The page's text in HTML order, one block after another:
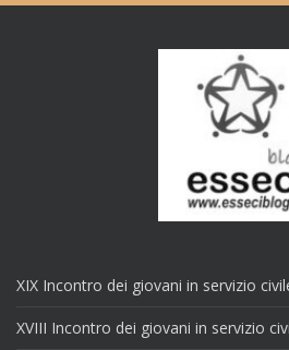
XIX Incontro dei giovani in servizio
XVIII Incontro dei giovani in servizio